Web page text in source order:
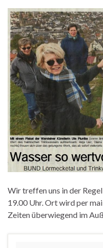
Wir treffen uns in der
19.00 Uhr. Ort wird per
Zeiten überwiegend im